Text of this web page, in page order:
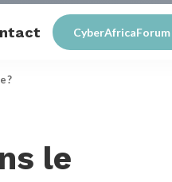
CyberAfricaForum
le